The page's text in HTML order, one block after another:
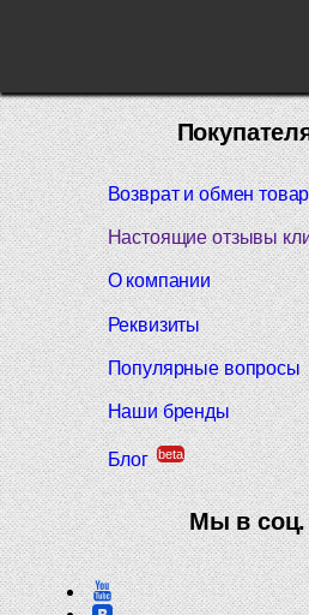
Возврат и обмен
Настоящие отзывы
О компании
Реквизиты
Популярные вопросы
Наши бренды
Блог beta
Мы в соц.